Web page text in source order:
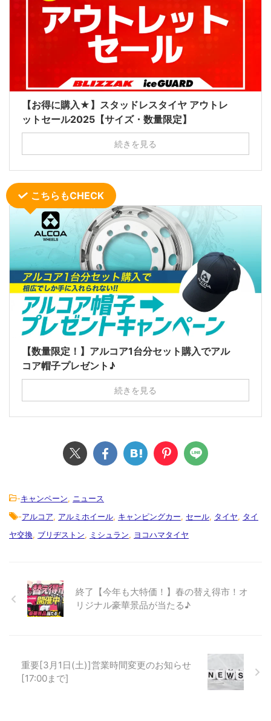
【お得に購入★】スタッドレスタイヤ アウトレ
ットセール2025【サイズ・数量限定】
続きを見る
こちらもCHECK
【数量限定！】アルコア1台分セット購入でアル
コア帽子プレゼント♪
続きを見る
-キャンペーン, ニュース
-アルコア, アルミホイール, キャンピングカー, セール, タイヤ, タイ
ヤ交換, ブリヂストン, ミシュラン, ヨコハマタイヤ
終了【今年も大特価！】春の替え得市！オ
リジナル豪華景品が当たる♪
重要[3月1日(土)]営業時間変更のお知らせ
[17:00まで]